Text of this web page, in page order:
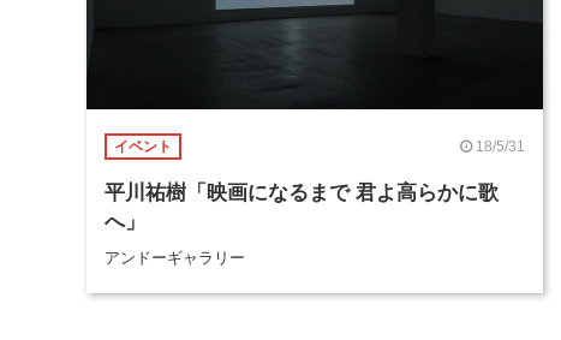
イベント 18/5/31
平川祐樹「映画になるまで 君よ高らかに歌
へ」
アンドーギャラリー